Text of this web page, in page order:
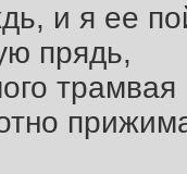
и я ее
прядь,
трамвая